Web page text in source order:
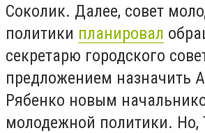
Соколик. Далее, совет
политики планировал
секретарю городского
предложением назначить
Рябенко новым
молодежной политики. Но,